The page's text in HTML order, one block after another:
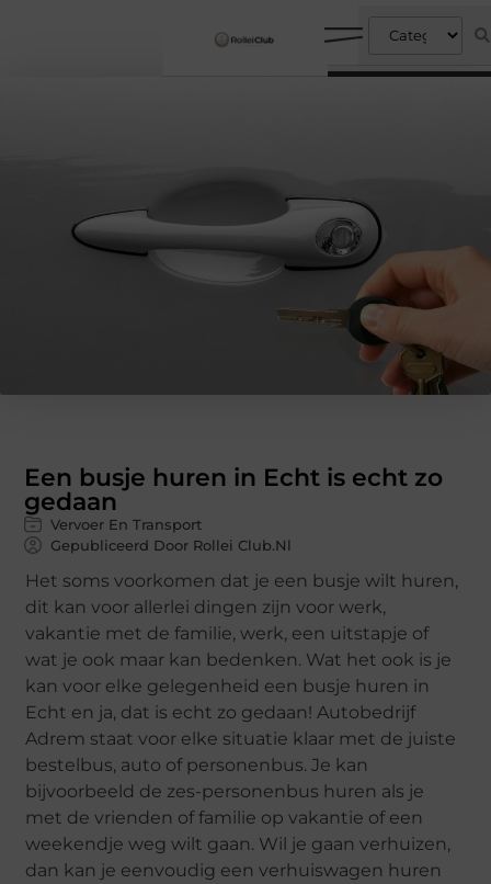
Een busje huren in Echt is echt zo
gedaan
Vervoer En Transport
Gepubliceerd Door Rollei Club.nl
Het soms voorkomen dat je een busje wilt huren,
dit kan voor allerlei dingen zijn voor werk,
vakantie met de familie, werk, een uitstapje of
wat je ook maar kan bedenken. Wat het ook is je
kan voor elke gelegenheid een busje huren in
Echt en ja, dat is echt zo gedaan! Autobedrijf
Adrem staat voor elke situatie klaar met de juiste
bestelbus, auto of personenbus. Je kan
bijvoorbeeld de zes-personenbus huren als je
met de vrienden of familie op vakantie of een
weekendje weg wilt gaan. Wil je gaan verhuizen,
dan kan je eenvoudig een verhuiswagen huren